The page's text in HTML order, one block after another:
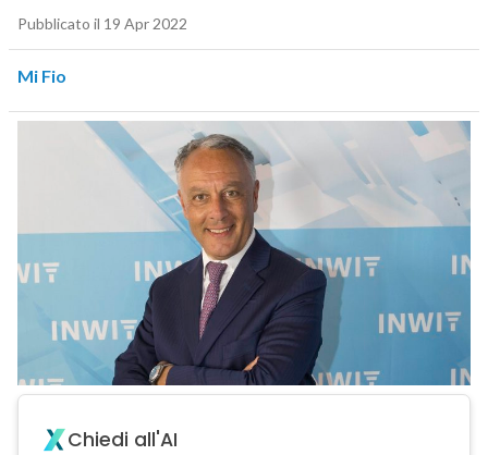
Pubblicato il 19 Apr 2022
Mi Fio
Chiedi all'AI